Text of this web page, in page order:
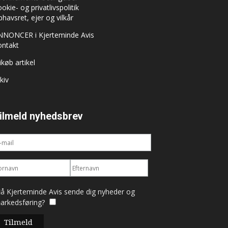
og privatlivspolitik
ejer og vilkår
i Kjerteminde Avis
artikel
nyhedsbrev
Kjerteminde Avis sende dig nyheder og